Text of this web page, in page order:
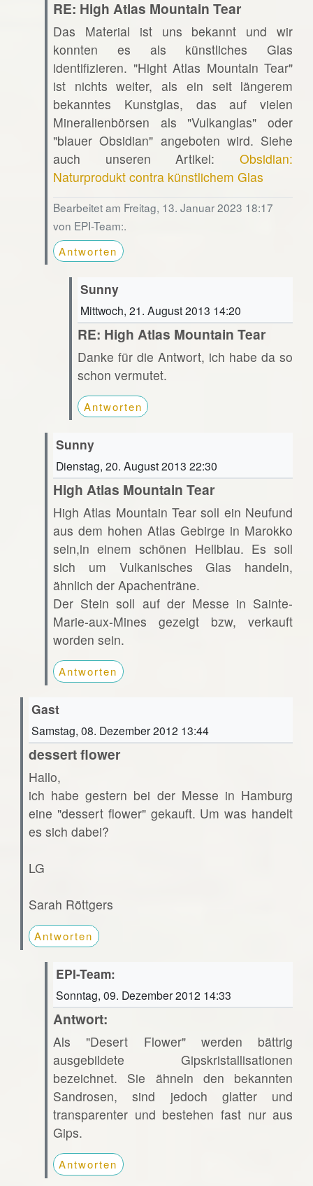
RE: High Atlas Mountain Tear
Das Material ist uns bekannt und wir
konnten es als künstliches Glas
identifizieren. "Hight Atlas Mountain Tear"
ist nichts weiter, als ein seit längerem
bekanntes Kunstglas, das auf vielen
Mineralienbörsen als "Vulkanglas" oder
"blauer Obsidian" angeboten wird. Siehe
auch unseren Artikel:Obsidian:
Naturprodukt contra künstlichem Glas
Bearbeitet am Freitag, 13. Januar 2023 18:17
von EPI-Team:.
Antworten
Sunny
Mittwoch, 21. August 2013 14:20
RE: High Atlas Mountain Tear
Danke für die Antwort, ich habe da so
schon vermutet.
Antworten
Sunny
Dienstag, 20. August 2013 22:30
High Atlas Mountain Tear
High Atlas Mountain Tear soll ein Neufund
aus dem hohen Atlas Gebirge in Marokko
sein,in einem schönen Hellblau. Es soll
sich um Vulkanisches Glas handeln,
ähnlich der Apachenträne.
Der Stein soll auf der Messe in Sainte-
Marie-aux-Mines gezeigt bzw, verkauft
worden sein.
Antworten
Gast
Samstag, 08. Dezember 2012 13:44
dessert flower
Hallo,
ich habe gestern bei der Messe in Hamburg
eine "dessert flower" gekauft. Um was handelt
es sich dabei?
LG
Sarah Röttgers
Antworten
EPI-Team:
Sonntag, 09. Dezember 2012 14:33
Antwort:
Als "Desert Flower" werden bättrig
ausgebildete Gipskristallisationen
bezeichnet. Sie ähneln den bekannten
Sandrosen, sind jedoch glatter und
transparenter und bestehen fast nur aus
Gips.
Antworten